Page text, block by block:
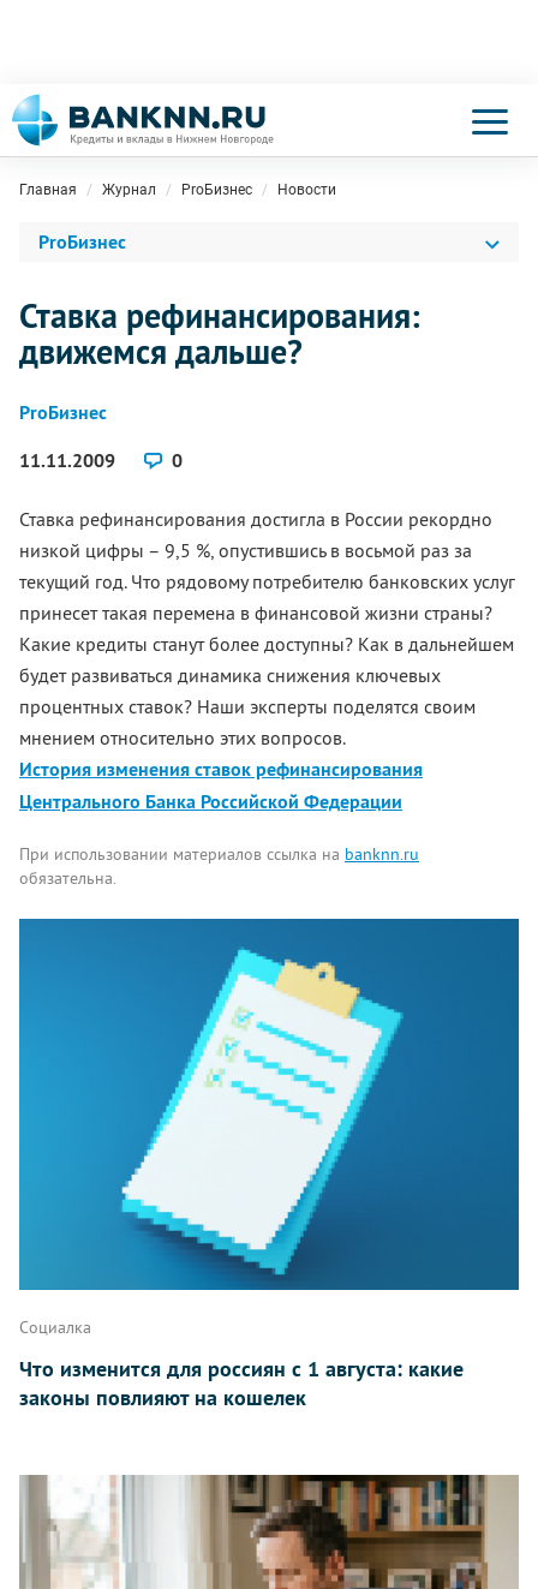
Главная Журнал ProБизнес Новости
ProБизнес
Ставка рефинансирования:
движемся дальше?
ProБизнес
11.11.2009
0
Ставка рефинансирования достигла в России рекордно
низкой цифры – 9,5 %, опустившись в восьмой раз за
текущий год. Что рядовому потребителю банковских услуг
принесет такая перемена в финансовой жизни страны?
Какие кредиты станут более доступны? Как в дальнейшем
будет развиваться динамика снижения ключевых
процентных ставок? Наши эксперты поделятся своим
мнением относительно этих вопросов.
История изменения ставок рефинансирования
Центрального Банка Российской Федерации
При использовании материалов ссылка на banknn.ru
обязательна.
Написать
Социалка
Что изменится для россиян с 1 августа: какие
законы повлияют на кошелек